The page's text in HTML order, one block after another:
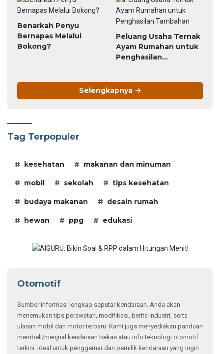
Benarkah Penyu
Bernapas Melalui
Bokong?
Peluang Usaha Ternak
Ayam Rumahan untuk
Penghasilan
Selengkapnya
Tag Terpopuler
kesehatan makanan dan minuman
mobil sekolah tips kesehatan
budaya makanan desain rumah
hewan ppg edukasi
Otomotif
Sumber informasi lengkap seputar kendaraan. Anda akan
menemukan tips perawatan, modifikasi, berita industri, serta
ulasan mobil dan motor terbaru. Kami juga menyediakan panduan
membeli/menjual kendaraan bekas atau info teknologi otomotif
terkini. Ideal untuk penggemar dan pemilik kendaraan yang ingin